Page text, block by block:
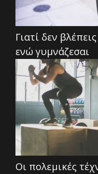
Γιατί δεν
ενώ γυμνάζεσαι
Οι πολεμικές